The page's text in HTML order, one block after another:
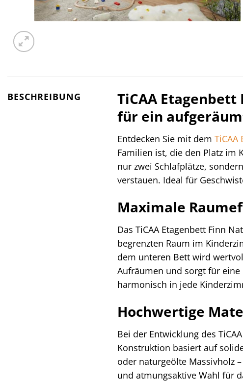
BESCHREIBUNG
TiCAA
für ein
Entdecken Sie mit dem TiCAA
Familien ist, die den Platz im
nur zwei Schlafplätze,
verstauen. Ideal für
Maximale
Das TiCAA Etagenbett Finn
begrenzten Raum im
dem unteren Bett wird
Aufräumen und sorgt für
harmonisch in jede
Hochwertige
Bei der Entwicklung des
Konstruktion basiert auf
oder naturgeölte Massivholz
und atmungsaktive Wahl für